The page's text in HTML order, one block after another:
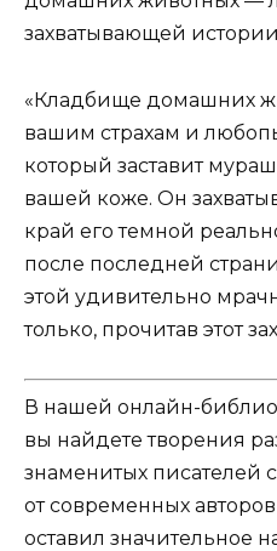
захватывающей
«Кладбище домашних
вашим страхам и
который заставит
вашей коже. Он
край его темной
после последней
этой удивительно
только, прочитав этот
В нашей онлайн-
вы найдете творения
знаменитых писателей
от современных
оставил значительное